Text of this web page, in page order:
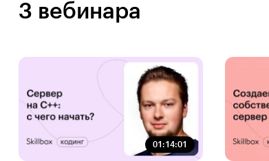
3 вебинара
01:14:01